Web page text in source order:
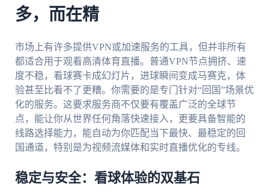
多，而在精
市场上有许多提供VPN或加速服务的工具，但并非所有
都适合用于观看高清体育直播。普通VPN节点拥挤、速
度不稳，看球赛卡成幻灯片，进球瞬间变成马赛克，体
验甚至比看不了更糟。你需要的是专门针对“回国”场景优
化的服务。这要求服务商不仅要有覆盖广泛的全球节
点，能让你从世界任何角落快速接入，更要具备智能的
线路选择能力，能自动为你匹配当下最快、最稳定的回
国通道，特别是为视频流媒体和实时直播优化的专线。
稳定与安全：看球体验的双基石